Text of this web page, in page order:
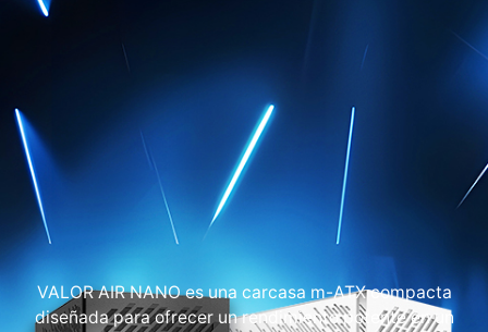
VALOR AIR NANO es una carcasa m-ATX compacta
diseñada para ofrecer un rendimiento potente en un